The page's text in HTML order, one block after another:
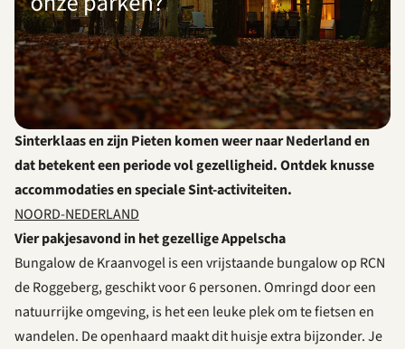
Sinterklaas en zijn Pieten komen weer naar Nederland en
dat betekent een periode vol gezelligheid. Ontdek knusse
accommodaties en speciale Sint-activiteiten.
NOORD-NEDERLAND
Vier pakjesavond in het gezellige Appelscha
Bungalow de Kraanvogel is een vrijstaande bungalow op RCN
de Roggeberg, geschikt voor 6 personen. Omringd door een
natuurrijke omgeving, is het een leuke plek om te fietsen en
wandelen. De openhaard maakt dit huisje extra bijzonder. Je